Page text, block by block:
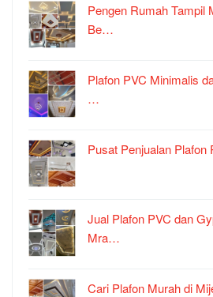
Pengen Rumah Tampil
Be…
Plafon PVC Minimalis
…
Pusat Penjualan
Jual Plafon PVC dan
Mra…
Cari Plafon Murah di